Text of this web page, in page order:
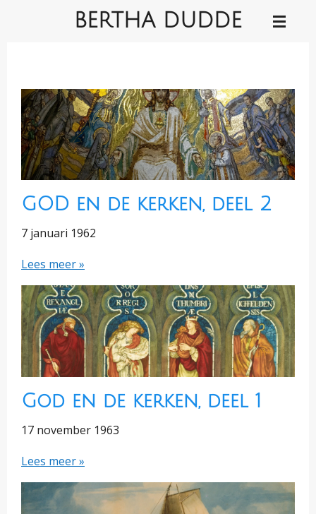
hoofdinhoud
BERTHA DUDDE
GOD en de kerken, deel 2
7 januari 1962
Lees meer »
God en de kerken, deel 1
17 november 1963
Lees meer »